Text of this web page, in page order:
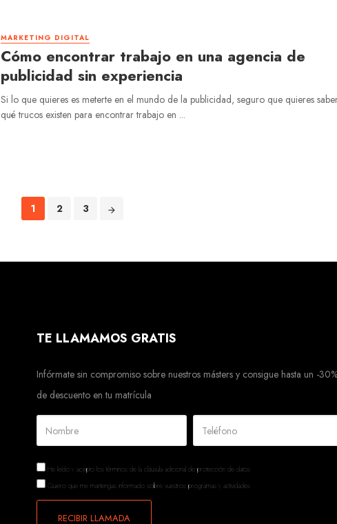
MARKETING DIGITAL
Cómo encontrar trabajo en una agencia de
publicidad sin experiencia
Si lo que quieres es meterte en el mundo de la publicidad, seguro que quieres
qué trucos existen para encontrar trabajo en ...
1 2 3
TE LLAMAMOS GRATIS
Infórmate sin compromiso sobre nuestros másters y consigue hasta un -30%
de descuento en tu matrícula
He leído y acepto los términos de la cláusula adicional de protección de datos.
Quiero que me mantengas informado sobre vuestros programas y actividades.
RECIBIR LLAMADA